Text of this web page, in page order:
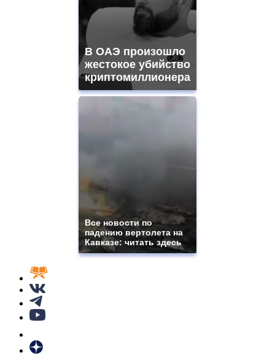
В ОАЭ произошло
жестокое убийство
криптомиллионера
Все новости по
падению вертолета на
Кавказе: читать здесь